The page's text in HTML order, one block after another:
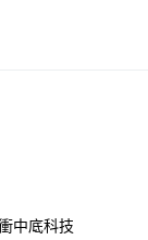
中底科技